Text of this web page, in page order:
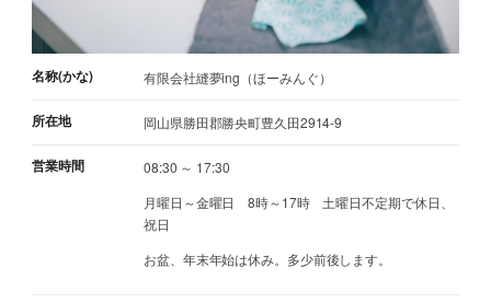
名称(かな) 有限会社縫夢ing（ほーみんぐ）
所在地 岡山県勝田郡勝央町豊久田2914-9
営業時間
08:30 ～ 17:30
月曜日～金曜日 8時～17時 土曜日不定期で休日、
祝日
お盆、年末年始は休み。多少前後します。